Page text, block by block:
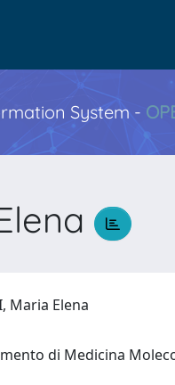
System -
Maria Elena
di Medicina